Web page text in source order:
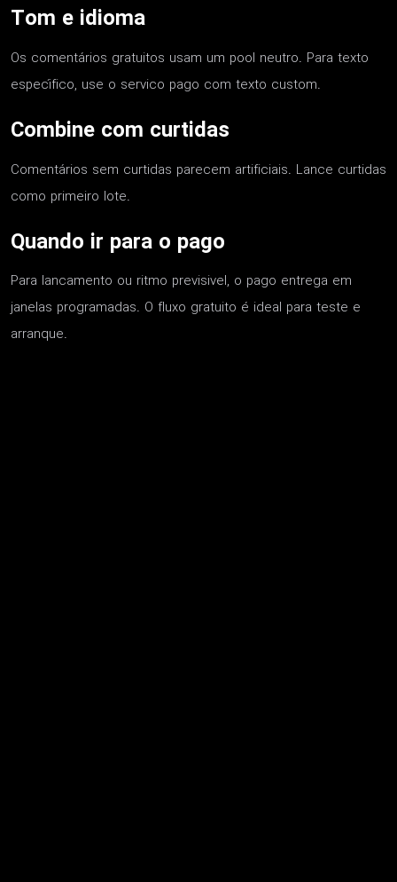
Tom e idioma
Os comentários gratuitos usam um pool neutro. Para texto
específico, use o servico pago com texto custom.
Combine com curtidas
Comentários sem curtidas parecem artificiais. Lance curtidas
como primeiro lote.
Quando ir para o pago
Para lancamento ou ritmo previsivel, o pago entrega em
janelas programadas. O fluxo gratuito é ideal para teste e
arranque.